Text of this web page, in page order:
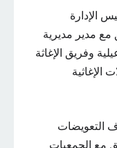
الإدارة
مع مدير مديرية
وفريق الإغاثة
الإغاثية
التعويضات
مع الجمعيات